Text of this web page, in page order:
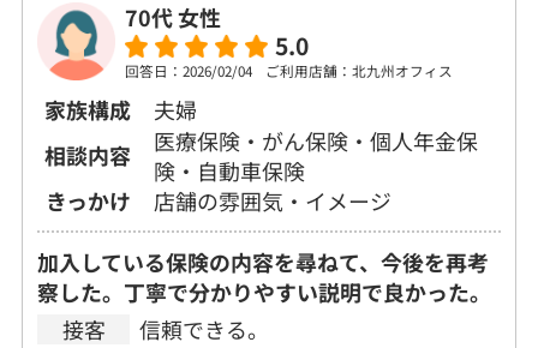
70代 女性
5.0
回答日：2026/02/04 ご利用店舗：北九州オフィス
家族構成
夫婦
相談内容
医療保険・がん保険・個人年金保
険・自動車保険
きっかけ
店舗の雰囲気・イメージ
加入している保険の内容を尋ねて、今後を再考
察した。丁寧で分かりやすい説明で良かった。
接客
信頼できる。